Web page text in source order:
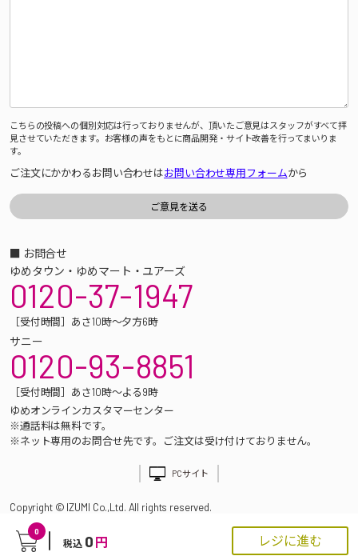
0
税込 0 円 レジに進む
こちらの投稿への個別対応は行っておりませんが、頂いたご意見はスタッフがすべて拝
見させていただきます。お客様の声をもとに商品開発・サイト改善を行ってまいりま
す。
ご注文にかかわるお問い合わせはお問い合わせ専用フォームから
■ お問合せ
ゆめタウン・ゆめマート・ユアーズ
0120-37-1947
［受付時間］あさ10時～夕方6時
サニー
0120-93-8851
［受付時間］あさ10時～よる9時
ゆめオンラインカスタマーセンター
※通話料は無料です。
※ネット専用のお問合せ先です。ご注文は受け付けておりません。
PCサイト
Copyright © IZUMI Co.,Ltd. All rights reserved.